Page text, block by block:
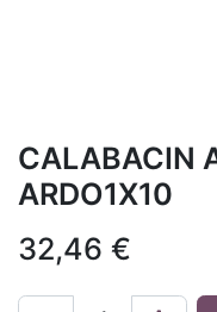
CALABACIN
ARDO1X10
32,46 €